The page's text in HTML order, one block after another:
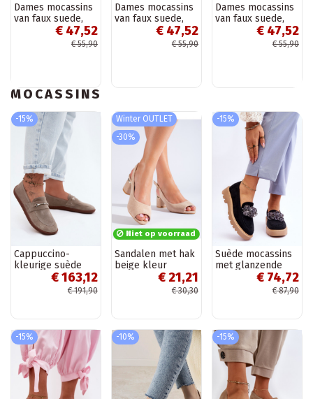
Dames mocassins
van faux suede,
bruin Laisie€ 47,52
€ 55,90
Dames mocassins
van faux suede,
kleikleur Laisie
€ 47,52
€ 55,90
Dames mocassins
van faux suede,
zandkleur Laisie
€ 47,52
€ 55,90
MOCASSINS
-15%
Cappuccino-
kleurige suède
mocassins
Barefoot Zazoo
€ 163,12
€ 191,90
Winter OUTLET
-30%
Niet op voorraad
Sandalen met hak
beige kleur
€ 21,21
€ 30,30
-15%
Suède mocassins
met glanzende
oogjes in de kleur
zwart Demeris
€ 74,72
€ 87,90
-15% -10% -15%